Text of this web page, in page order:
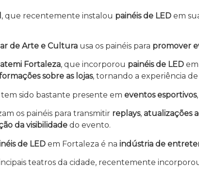
, que recentemente instalou painéis de LED em
de Arte e Cultura usa os painéis para promover
Fortaleza, que incorporou painéis de LED
sobre as lojas, tornando a experiência de
sido bastante presente em eventos esportivos
os painéis para transmitir replays, atualizações
da visibilidade do evento.
de LED em Fortaleza é na indústria de
teatros da cidade, recentemente